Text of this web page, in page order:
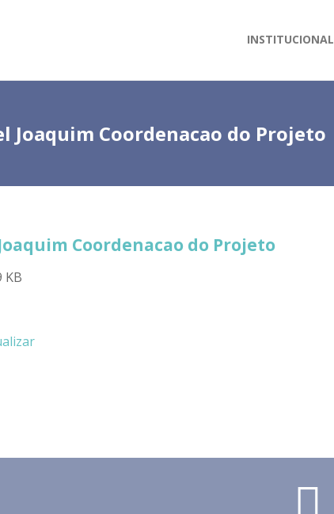
INSTITUCIONAL
Joaquim Coordenacao do Projeto
Coordenacao do Projeto
KB